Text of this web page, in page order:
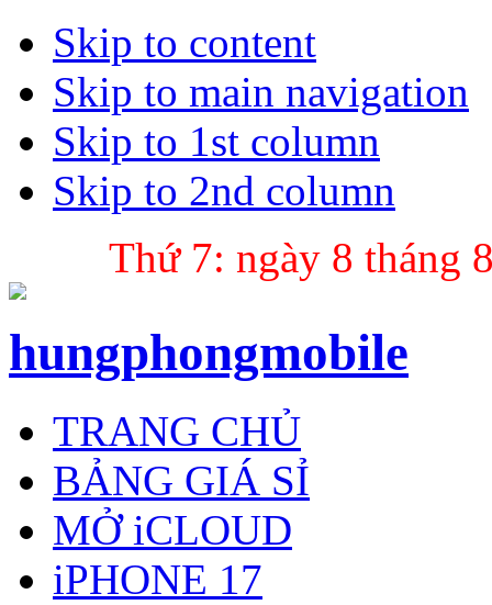
Skip to content
Skip to main navigation
Skip to 1st column
Skip to 2nd column
Thứ 7: ngày 8 tháng
hungphongmobile
TRANG CHỦ
BẢNG GIÁ SỈ
MỞ iCLOUD
iPHONE 17